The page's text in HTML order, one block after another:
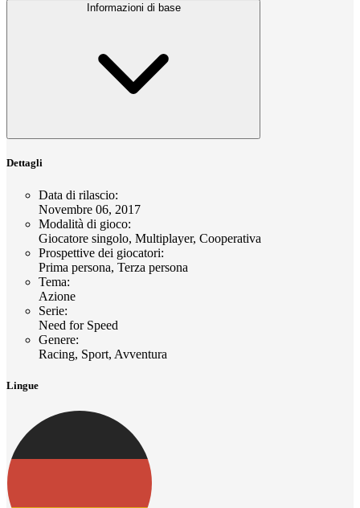
Informazioni di base
Dettagli
Data di rilascio:
Novembre 06, 2017
Modalità di gioco:
Giocatore singolo, Multiplayer, Cooperativa
Prospettive dei giocatori:
Prima persona, Terza persona
Tema:
Azione
Serie:
Need for Speed
Genere:
Racing, Sport, Avventura
Lingue